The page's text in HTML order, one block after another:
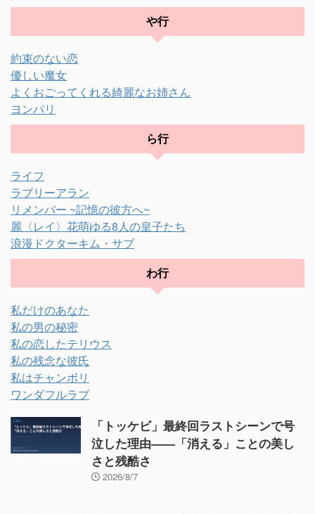
や行
約束のない恋
優しい魔女
よくおごってくれる綺麗なお姉さん
ヨンパリ
ら行
ライフ
ラブリーアラン
リメンバー ~記憶の彼方へ~
麗〈レイ〉花萌ゆる8人の皇子たち
浪漫ドクターキム・サブ
わ行
私だけのあなた
私の男の秘密
私の恋したテリウス
私の残念な彼氏
私はチャンボリ
ワンダフルラブ
「トッケビ」最終回ラストシーンで号
泣した理由——「消える」ことの美し
さと残酷さ
2026/8/7